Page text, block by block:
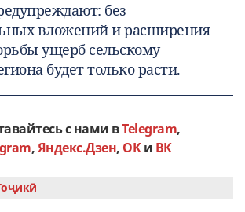
без
вложений и расширения
ущерб сельскому
будет только расти.
с нами вTelegram,
,Яндекс.Дзен, OKи ВК